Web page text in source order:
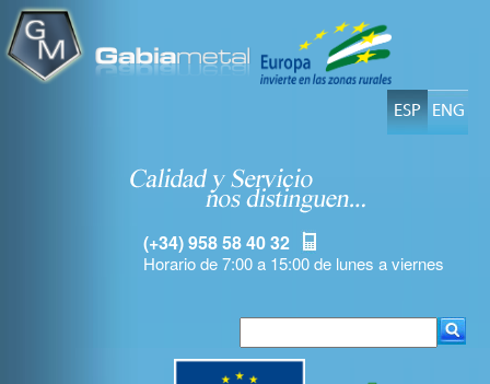
ESP ENG
(+34) 958 58 40 32
Horario de 7:00 a 15:00 de lunes a viernes